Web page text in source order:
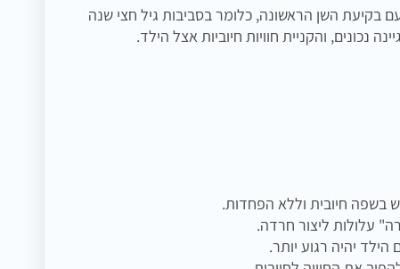
בקיעת השן הראשונה, כלומר בסביבות גיל חצי שנה
נכונים, והקניית חוויות חיוביות אצל הילד.
בשפה חיובית וללא הפחדות.
עלולות ליצור חרדה.
יהיה רגוע יותר.